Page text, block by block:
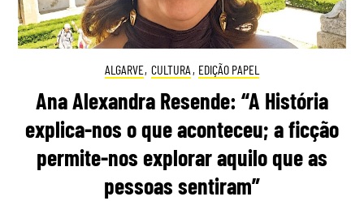
ALGARVE, CULTURA , EDIÇÃO PAPEL
Ana Alexandra Resende: “A História
explica-nos o que aconteceu; a ficção
permite-nos explorar aquilo que as
pessoas sentiram”